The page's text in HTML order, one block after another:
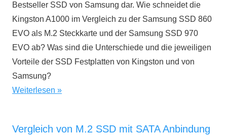
Bestseller SSD von Samsung dar. Wie schneidet die
Kingston A1000 im Vergleich zu der Samsung SSD 860
EVO als M.2 Steckkarte und der Samsung SSD 970
EVO ab? Was sind die Unterschiede und die jeweiligen
Vorteile der SSD Festplatten von Kingston und von
Samsung?
Weiterlesen
Vergleich von M.2 SSD mit SATA Anbindung